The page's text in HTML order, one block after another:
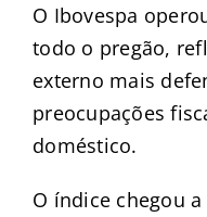
O Ibovespa
todo o pregão,
externo mais
preocupações
doméstico.
O índice chegou